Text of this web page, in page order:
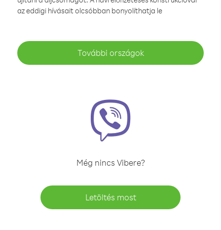
az eddigi hívásait olcsóbban bonyolíthatja le
További országok
Még nincs Vibere?
Letöltés most